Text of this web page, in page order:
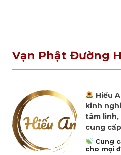
Vạn Phật Đường
Hiếu
kinh
tâm linh,
cung
Cung
cho mọi